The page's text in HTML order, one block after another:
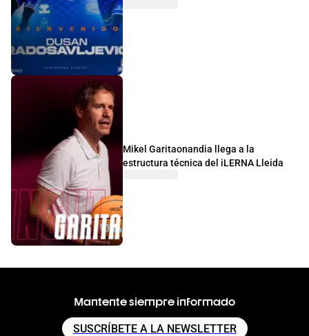
Mikel Garitaonandia llega a la
estructura técnica del iLERNA Lleida
Mantente siempre informado
SUSCRÍBETE A LA NEWSLETTER